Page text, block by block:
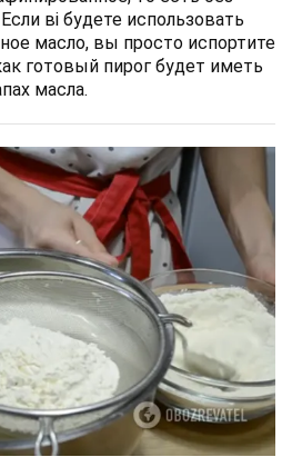
ві будете использовать
масло, вы просто испортите
готовый пирог будет иметь
масла.